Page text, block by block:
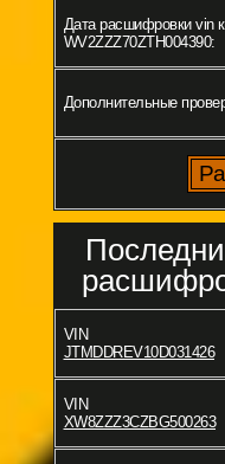
Дата расшифровки vin
WV2ZZZ70ZTH004390:
Дополнительные
VIN
JTMDDREV10D031426
VIN
XW8ZZZ3CZBG500263